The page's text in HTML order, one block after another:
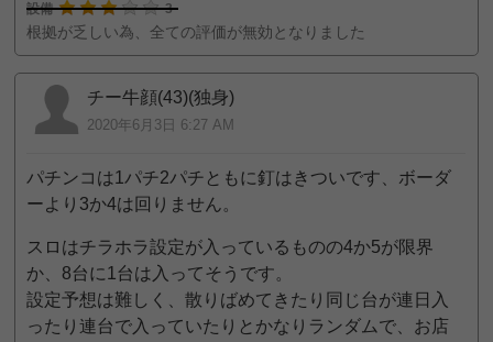
設備
3
根拠が乏しい為、全ての評価が無効となりました
チー牛顔(43)(独身)
2020年6月3日 6:27 AM
パチンコは1パチ2パチともに釘はきついです、ボーダ
ーより3か4は回りません。
スロはチラホラ設定が入っているものの4か5が限界
か、8台に1台は入ってそうです。
設定予想は難しく、散りばめてきたり同じ台が連日入
ったり連台で入っていたりとかなりランダムで、お店